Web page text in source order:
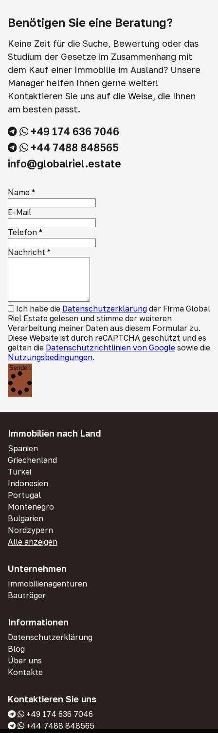
Benötigen Sie eine Beratung?
Keine Zeit für die Suche, Bewertung oder das
Studium der Gesetze im Zusammenhang mit
dem Kauf einer Immobilie im Ausland? Unsere
Manager helfen Ihnen gerne weiter!
Kontaktieren Sie uns auf die Weise, die Ihnen
am besten passt.
+49 174 636 7046
+44 7488 848565
info@globalriel.estate
Name *
E-Mail
Telefon *
Nachricht *
Ich habe die Datenschutzerklärung der Firma Global
Riel Estate gelesen und stimme der weiteren
Verarbeitung meiner Daten aus diesem Formular zu.
Diese Website ist durch reCAPTCHA geschützt und es
gelten die Datenschutzrichtlinien von Google sowie die
Nutzungsbedingungen.
Senden
Immobilien nach Land
Spanien
Griechenland
Türkei
Indonesien
Portugal
Montenegro
Bulgarien
Nordzypern
Alle anzeigen
Unternehmen
Immobilienagenturen
Bauträger
Informationen
Datenschutzerklärung
Blog
Über uns
Kontakte
Kontaktieren Sie uns
+49 174 636 7046
+44 7488 848565